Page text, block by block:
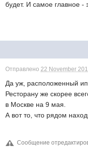
будет. И самое главное -
Отправлено22 November
Да уж, расположенный
Ресторану же скорее
в Москве на 9 мая.
А вот то, что рядом
Сообщение